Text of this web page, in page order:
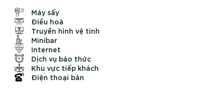
Máy sấy
Điều hoà
Truyền hình vệ tinh
Minibar
Internet
Dịch vụ báo thức
Khu vực tiếp khách
Điện thoại bàn